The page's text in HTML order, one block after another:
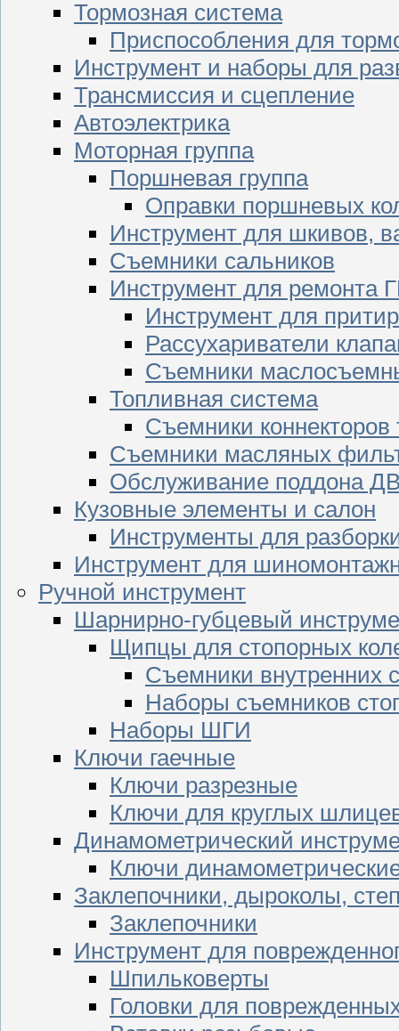
Тормозная система
Приспособления для
Инструмент и наборы для
Трансмиссия и сцепление
Автоэлектрика
Моторная группа
Поршневая группа
Оправки поршневых
Инструмент для шкивов,
Съемники сальников
Инструмент для ремонта
Инструмент для
Рассухариватели
Съемники
Топливная система
Съемники
Съемники масляных
Обслуживание поддона
Кузовные элементы и салон
Инструменты для
Инструмент для
Ручной инструмент
Шарнирно-губцевый
Щипцы для стопорных
Съемники внутренних
Наборы съемников
Наборы ШГИ
Ключи гаечные
Ключи разрезные
Ключи для круглых
Динамометрический
Ключи
Заклепочники, дыроколы,
Заклепочники
Инструмент для
Шпильковерты
Головки для